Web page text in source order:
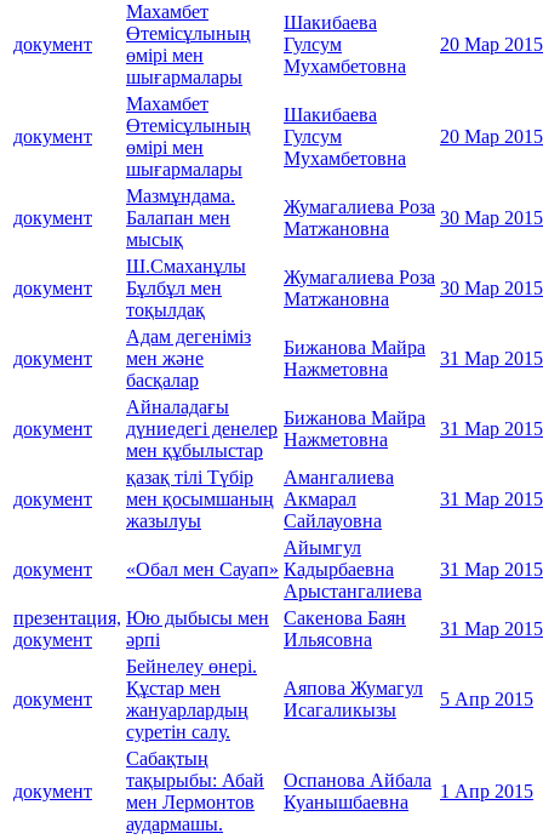
документ
Махамбет
Өтемісұлының
өмірі мен
шығармалары
Шакибаева
Гулсум
Мухамбетовна
20 Мар 2015
документ
Махамбет
Өтемісұлының
өмірі мен
шығармалары
Шакибаева
Гулсум
Мухамбетовна
20 Мар 2015
документ
Мазмұндама.
Балапан мен
мысық
Жумагалиева Роза
Матжановна
30 Мар 2015
документ
Ш.Смаханұлы
Бұлбұл мен
тоқылдақ
Жумагалиева Роза
Матжановна
30 Мар 2015
документ
Адам дегеніміз
мен және
басқалар
Бижанова Майра
Нажметовна
31 Мар 2015
документ
Айналадағы
дүниедегі денелер
мен құбылыстар
Бижанова Майра
Нажметовна
31 Мар 2015
документ
қазақ тілі Түбір
мен қосымшаның
жазылуы
Амангалиева
Акмарал
Сайлауовна
31 Мар 2015
документ «Обал мен Сауап»
Айымгул
Кадырбаевна
Арыстангалиева
31 Мар 2015
презентация,
документ
Юю дыбысы мен
әрпі
Сакенова Баян
Ильясовна
31 Мар 2015
документ
Бейнелеу өнері.
Құстар мен
жануарлардың
суретін салу.
Аяпова Жумагул
Исагаликызы
5 Апр 2015
документ
Сабақтың
тақырыбы: Абай
мен Лермонтов
аудармашы.
Оспанова Айбала
Куанышбаевна
1 Апр 2015